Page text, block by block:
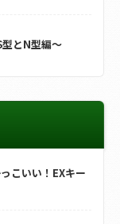
型とN型編～
こいい！EXキー